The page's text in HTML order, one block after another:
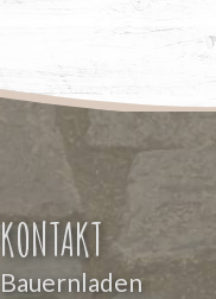
KONTAKT
Bauernladen